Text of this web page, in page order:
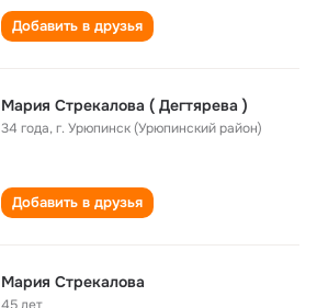
Добавить в друзья
Мария Стрекалова ( Дегтярева )
34 года,г. Урюпинск (Урюпинский район)
Добавить в друзья
Мария Стрекалова